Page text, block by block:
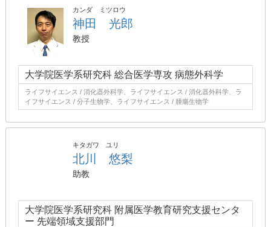
カンダ ミツロウ
神田 光郎
教授
大学院医学系研究科 総合医学専攻 病態外科学
ライフサイエンス / 消化器外科学、ライフサイエンス / 消化器外科学、ラ
イフサイエンス / 分子生物学、ライフサイエンス / 腫瘍生物学
キタガワ ユリ
北川 悠梨
助教
大学院医学系研究科 附属医学教育研究支援センタ
ー 先端領域支援部門